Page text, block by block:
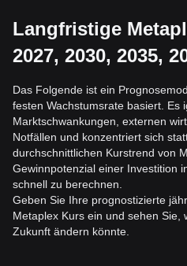
Langfristige
2027, 2030, 2035,
Das Folgende ist ein
festen Wachstumsrate basiert. Es
Marktschwankungen, externen
Notfällen und konzentriert sich
durchschnittlichen Kurstrend von
Gewinnpotenzial einer Investition
schnell zu berechnen.
Geben Sie Ihre prognostizierte
Metaplex Kurs ein und sehen Sie,
Zukunft ändern könnte.